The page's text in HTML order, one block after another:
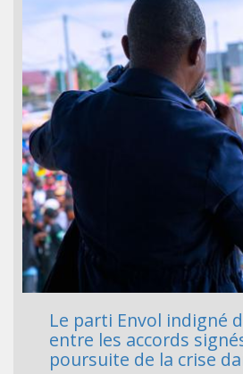
Le parti Envol indigné
entre les accords
poursuite de la crise